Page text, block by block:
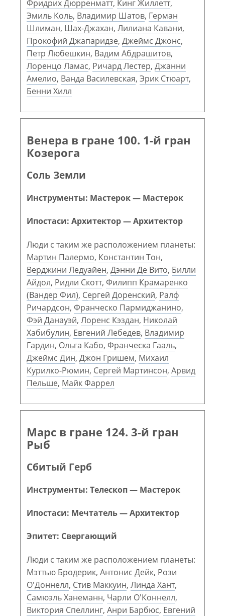
Фридрих Дюрренматт, Кинг Жиллетт,
Эмиль Коль, Владимир Шатов, Герман
Шлиман, Шах-Джахан, Лилиана Кавани,
Прокофий Джапаридзе, Джеймс Джонс,
Петр Любешкин, Вадим Абдрашитов,
Лоренцо Ламас, Ричард Лестер, Джанни
Амелио, Ванда Василевская, Эрик Стюарт,
Бенни Хилл
Венера в гране 100. 1-й гран
Козерога
Соль Земли
Инструменты: Мастерок — Мастерок
Ипостаси: Архитектор — Архитектор
Люди с таким же расположением планеты:
Мартин Палермо, Константин Тон,
Верджини Ледуайен, Дэнни Де Вито, Билли
Айдол, Ридли Скотт, Филипп Крамаренко
(Вандер Фил), Сергей Доренский, Ралф
Ричардсон, Франческо Пармиджанино,
Фэй Данауэй, Лоренс Кэздан, Николай
Хабибулин, Евгений Лебедев, Владимир
Гардин, Ольга Кабо, Франческа Гааль,
Джеймс Дин, Джон Гришем, Михаил
Курилко-Рюмин, Сергей Мартинсон, Арвид
Пельше, Майк Фаррел
Марс в гране 124. 3-й гран
Рыб
Сбитый Герб
Инструменты: Телескоп — Мастерок
Ипостаси: Мечтатель — Архитектор
Эпитет: Свергающий
Люди с таким же расположением планеты:
Мэттью Бродерик, Антонис Дейк, Рози
О'Доннелл, Стив Маккуин, Линда Хант,
Самюэль Ханеманн, Чарли О'Коннелл,
Виктория Спеллинг, Анри Барбюс, Евгений